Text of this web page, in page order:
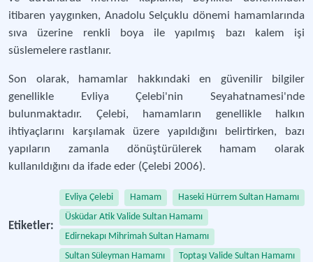
itibaren yaygınken, Anadolu Selçuklu dönemi hamamlarında
sıva üzerine renkli boya ile yapılmış bazı kalem işi
süslemelere rastlanır.
Son olarak, hamamlar hakkındaki en güvenilir bilgiler
genellikle Evliya Çelebi'nin Seyahatnamesi'nde
bulunmaktadır. Çelebi, hamamların genellikle halkın
ihtiyaçlarını karşılamak üzere yapıldığını belirtirken, bazı
yapıların zamanla dönüştürülerek hamam olarak
kullanıldığını da ifade eder (Çelebi 2006).
Etiketler:
Evliya Çelebi Hamam
Haseki Hürrem Sultan Hamamı
Üsküdar Atik Valide Sultan Hamamı
Edirnekapı Mihrimah Sultan Hamamı
Sultan Süleyman Hamamı
Toptaşı Valide Sultan Hamamı